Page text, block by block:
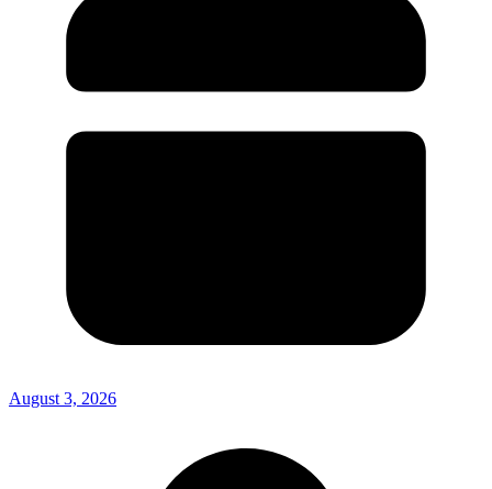
August 3, 2026